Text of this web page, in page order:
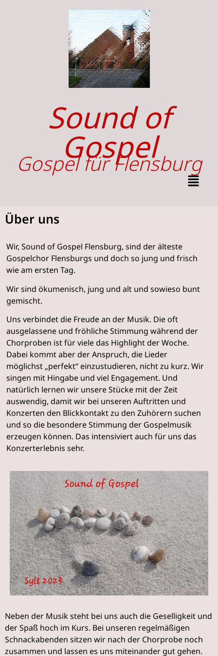
Sound of
Gospel
Gospel für Flensburg
Über uns
Wir, Sound of Gospel Flensburg, sind der älteste
Gospelchor Flensburgs und doch so jung und frisch
wie am ersten Tag.
Wir sind ökumenisch, jung und alt und sowieso bunt
gemischt.
Uns verbindet die Freude an der Musik. Die oft
ausgelassene und fröhliche Stimmung während der
Chorproben ist für viele das Highlight der Woche.
Dabei kommt aber der Anspruch, die Lieder
möglichst „perfekt“ einzustudieren, nicht zu kurz. Wir
singen mit Hingabe und viel Engagement. Und
natürlich lernen wir unsere Stücke mit der Zeit
auswendig, damit wir bei unseren Auftritten und
Konzerten den Blickkontakt zu den Zuhörern suchen
und so die besondere Stimmung der Gospelmusik
erzeugen können. Das intensiviert auch für uns das
Konzerterlebnis sehr.
Neben der Musik steht bei uns auch die Geselligkeit und
der Spaß hoch im Kurs. Bei unseren regelmäßigen
Schnackabenden sitzen wir nach der Chorprobe noch
zusammen und lassen es uns miteinander gut gehen.